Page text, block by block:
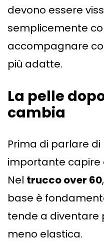
devono essere
semplicemente
accompagnare
più adatte.
La pelle
cambia
Prima di parlare
importante capire
Nel trucco over 60
base è
tende a diventare
meno elastica.